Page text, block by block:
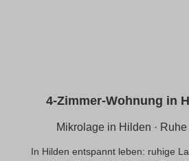
4-Zimmer-Wohnung in
Mikrolage in Hilden · Ruhe
In Hilden entspannt leben: ruhige